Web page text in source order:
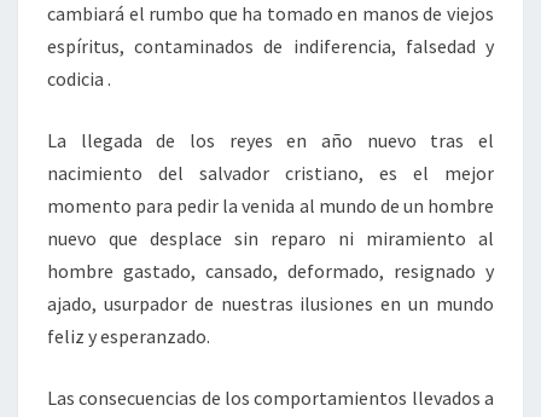
cambiará el rumbo que ha tomado en manos de viejos
espíritus, contaminados de indiferencia, falsedad y
codicia .
La llegada de los reyes en año nuevo tras el
nacimiento del salvador cristiano, es el mejor
momento para pedir la venida al mundo de un hombre
nuevo que desplace sin reparo ni miramiento al
hombre gastado, cansado, deformado, resignado y
ajado, usurpador de nuestras ilusiones en un mundo
feliz y esperanzado.
Las consecuencias de los comportamientos llevados a